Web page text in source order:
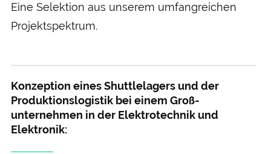
Eine Selektion aus unserem umfangreichen
Projektspektrum.
Konzeption eines Shuttlelagers und der
Produktions­logistik bei einem Groß­
unternehmen in der Elektro­technik und
Elektronik: